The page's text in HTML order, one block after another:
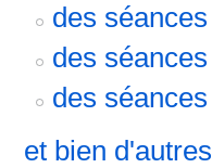
des
des
des
et bien